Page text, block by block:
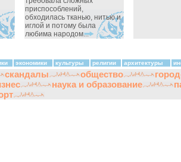
приспособлений,
обходилась тканью, нитью и
иглой и потому была
любима народом...
экономики культуры религии архитектуры
скандалы общество
наука и образование